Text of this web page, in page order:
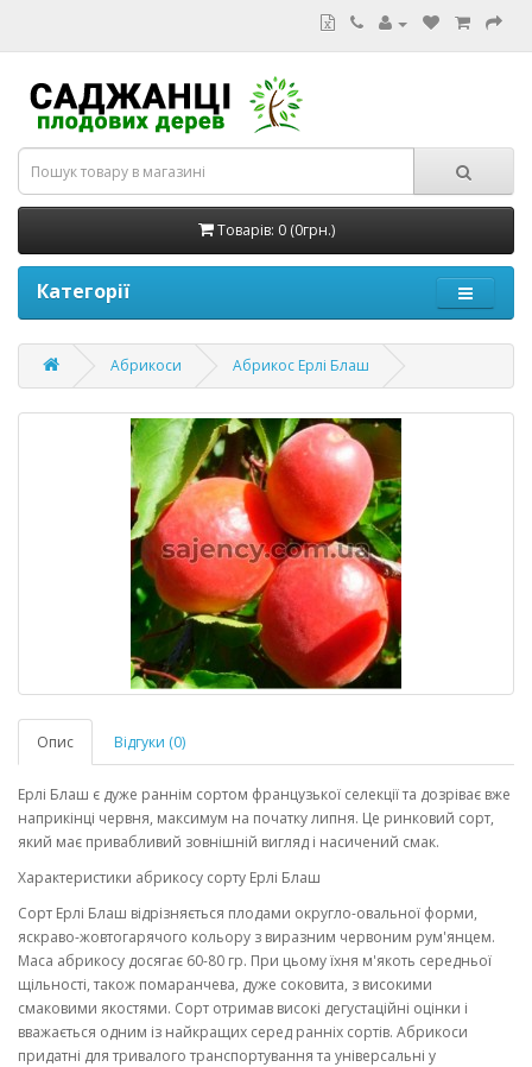
Товарів: 0 (0грн.)
Категорії
Абрикоси Абрикос Ерлі Блаш
Опис Відгуки (0)
Ерлі Блаш є дуже раннім сортом французької селекції та дозріває вже
наприкінці червня, максимум на початку липня. Це ринковий сорт,
який має привабливий зовнішній вигляд і насичений смак.
Характеристики абрикосу сорту Ерлі Блаш
Сорт Ерлі Блаш відрізняється плодами округло-овальної форми,
яскраво-жовтогарячого кольору з виразним червоним рум'янцем.
Маса абрикосу досягає 60-80 гр. При цьому їхня м'якоть середньої
щільності, також помаранчева, дуже соковита, з високими
смаковими якостями. Сорт отримав високі дегустаційні оцінки і
вважається одним із найкращих серед ранніх сортів. Абрикоси
придатні для тривалого транспортування та універсальні у